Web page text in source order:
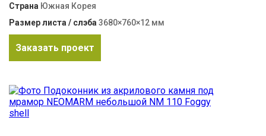
Страна Южная Корея
Размер листа / слэба 3680×760×12 мм
Заказать проект